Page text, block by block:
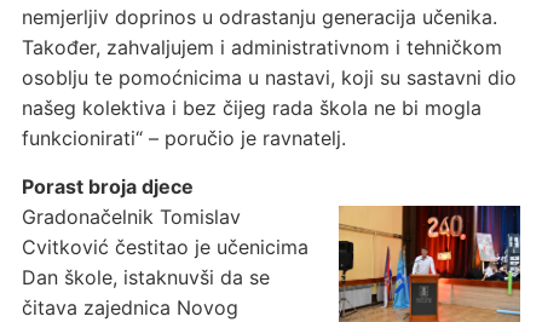
nemjerljiv doprinos u odrastanju generacija učenika.
Također, zahvaljujem i administrativnom i tehničkom
osoblju te pomoćnicima u nastavi, koji su sastavni dio
našeg kolektiva i bez čijeg rada škola ne bi mogla
funkcionirati“ – poručio je ravnatelj.
Porast broja djece
Gradonačelnik Tomislav
Cvitković čestitao je učenicima
Dan škole, istaknuvši da se
čitava zajednica Novog